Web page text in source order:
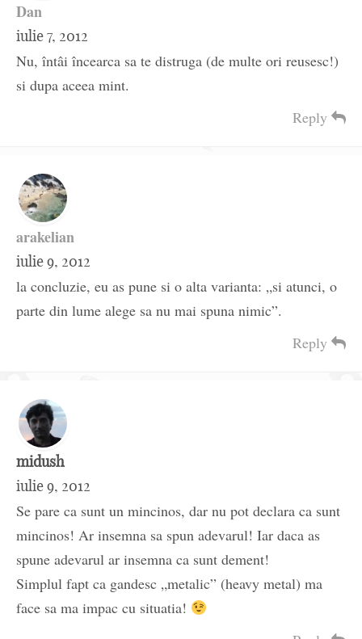
Dan
iulie 7, 2012
Nu, întâi încearca sa te distruga (de multe ori reusesc!)
si dupa aceea mint.
Reply
arakelian
iulie 9, 2012
la concluzie, eu as pune si o alta varianta: „si atunci, o
parte din lume alege sa nu mai spuna nimic”.
Reply
midush
iulie 9, 2012
Se pare ca sunt un mincinos, dar nu pot declara ca sunt
mincinos! Ar insemna sa spun adevarul! Iar daca as
spune adevarul ar insemna ca sunt dement!
Simplul fapt ca gandesc „metalic” (heavy metal) ma
face sa ma impac cu situatia!